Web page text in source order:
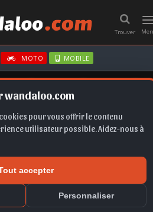
wandaloo.com
pour vous offrir le contenu
utilisateur possible. Aidez-nous à
accepter
Personnaliser
Trouver
MOTO MOBILE
TAIGO FRONTERA
911
officiel